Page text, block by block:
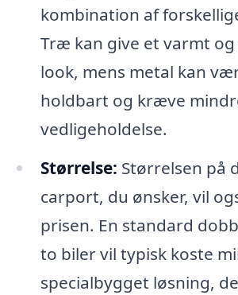
kombination af
Træ kan give et varmt
look, mens metal kan
holdbart og kræve
vedligeholdelse.
Størrelse: Størrelsen på
carport, du ønsker, vil
prisen. En standard
to biler vil typisk koste
specialbygget løsning,